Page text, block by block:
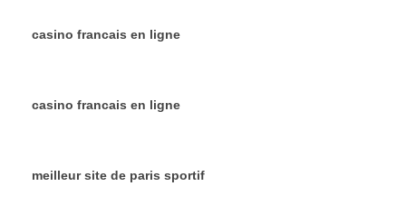
casino francais en ligne
casino francais en ligne
meilleur site de paris sportif